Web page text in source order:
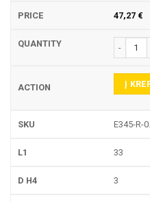
47,27 €
Į
E345-R-
33
3